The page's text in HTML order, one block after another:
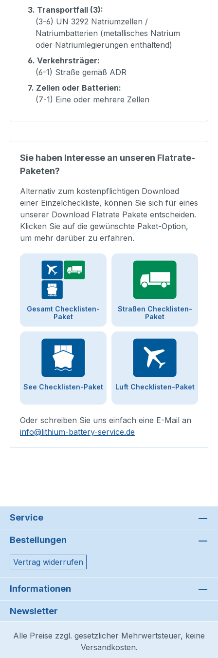
3. Transportfall (3):
(3-6) UN 3292 Natriumzellen /
Natriumbatterien (metallisches Natrium
oder Natriumlegierungen enthaltend)
6. Verkehrsträger:
(6-1) Straße gemäß ADR
7. Zellen oder Batterien:
(7-1) Eine oder mehrere Zellen
Sie haben Interesse an unseren Flatrate-
Paketen?
Alternativ zum kostenpflichtigen Download
einer Einzelcheckliste, können Sie sich für eines
unserer Download Flatrate Pakete entscheiden.
Klicken Sie auf die gewünschte Paket-Option,
um mehr darüber zu erfahren.
Gesamt Checklisten-
Paket
Straßen Checklisten-
Paket
See Checklisten-Paket Luft Checklisten-Paket
Oder schreiben Sie uns einfach eine E-Mail an
info@lithium-battery-service.de
Service
Bestellungen
Vertrag widerrufen
Informationen
Newsletter
Alle Preise zzgl. gesetzlicher Mehrwertsteuer, keine
Versandkosten.